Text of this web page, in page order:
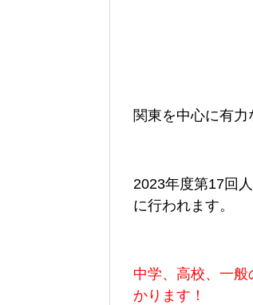
関東を中心に有力
2023年度第17回
に行われます。
中学、高校、一
かります！